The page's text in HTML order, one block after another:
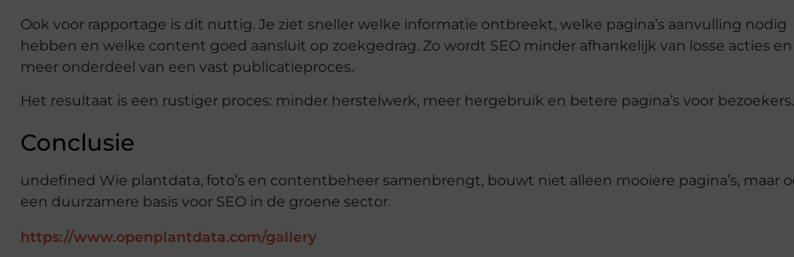
Ook voor rapportage is dit nuttig. Je ziet sneller welke informatie ontbreekt, welke pagina’s aanvulling nodig
hebben en welke content goed aansluit op zoekgedrag. Zo wordt SEO minder afhankelijk van losse acties en
meer onderdeel van een vast publicatieproces.
Het resultaat is een rustiger proces: minder herstelwerk, meer hergebruik en betere pagina’s voor bezoekers.
Conclusie
undefined Wie plantdata, foto’s en contentbeheer samenbrengt, bouwt niet alleen mooiere pagina’s, maar
een duurzamere basis voor SEO in de groene sector.
https://www.openplantdata.com/gallery